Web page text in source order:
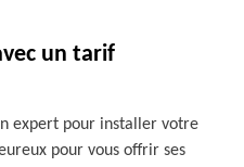
un tarif
expert pour installer votre
pour vous offrir ses